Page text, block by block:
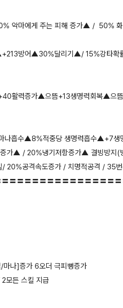
악마에게 주는 피해 증가▲ / 50% 화
방어▲30%달리기▲/ 15%강타
활력증가▲으뜸+13생명력회복▲으
나흡수▲8%적중당 생명력흡수▲+7
▲ / 20%냉기저항증가▲ 결빙방지(
20%공격속도증가 / 치명적공격 / 35
〓〓〓〓〓〓〓〓〓〓〓〓〓〓
나]증가 6오더 극피뻥증가
든 스킬 지급